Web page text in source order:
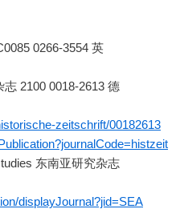
0266-3554 英
2100 0018-2613 德
zeitschrift/00182613
东南亚研究杂志
displayJournal?jid=SEA